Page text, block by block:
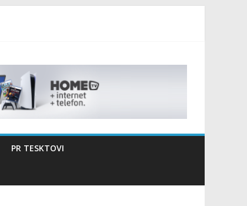
edukativnog kampa “Izlazi vani”
PR TESKTOVI